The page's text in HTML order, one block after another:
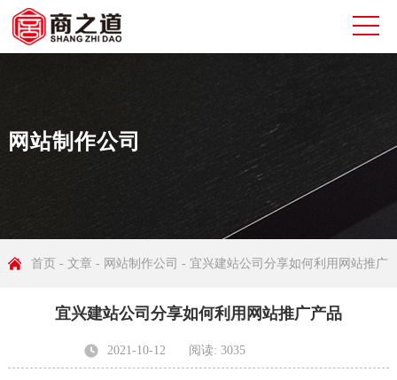
网站制作公司
首页 - 文章- 网站制作公司 - 宜兴建站公司分享如何利用网站推广
宜兴建站公司分享如何利用网站推广产品
2021-10-12 阅读: 3035